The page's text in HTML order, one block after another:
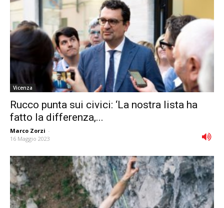
Vicenza
Rucco punta sui civici: ‘La nostra lista ha
fatto la differenza,...
Marco Zorzi -
16 Maggio 2023